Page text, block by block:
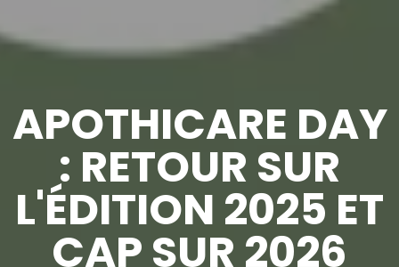
APOTHICARE DAY
: RETOUR SUR
L'ÉDITION 2025 ET
CAP SUR 2026